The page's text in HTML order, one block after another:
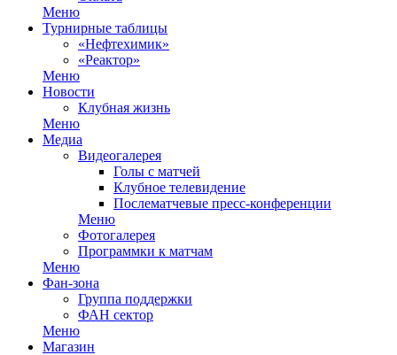
Меню
Турнирные таблицы
«Нефтехимик»
«Реактор»
Меню
Новости
Клубная жизнь
Меню
Медиа
Видеогалерея
Голы с матчей
Клубное телевидение
Послематчевые пресс-конференции
Меню
Фотогалерея
Программки к матчам
Меню
Фан-зона
Группа поддержки
ФАН сектор
Меню
Магазин